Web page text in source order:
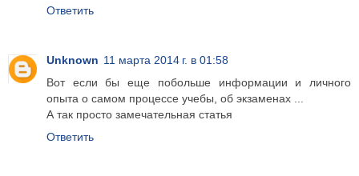
Ответить
Unknown 11 марта 2014 г. в 01:58
Вот если бы еще побольше информации и личного
опыта о самом процессе учебы, об экзаменах ...
А так просто замечательная статья
Ответить